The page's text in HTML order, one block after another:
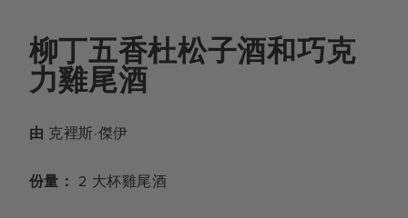
柳丁五香杜松子酒和巧克
力雞尾酒
由 克裡斯·傑伊
份量： 2 大杯雞尾酒